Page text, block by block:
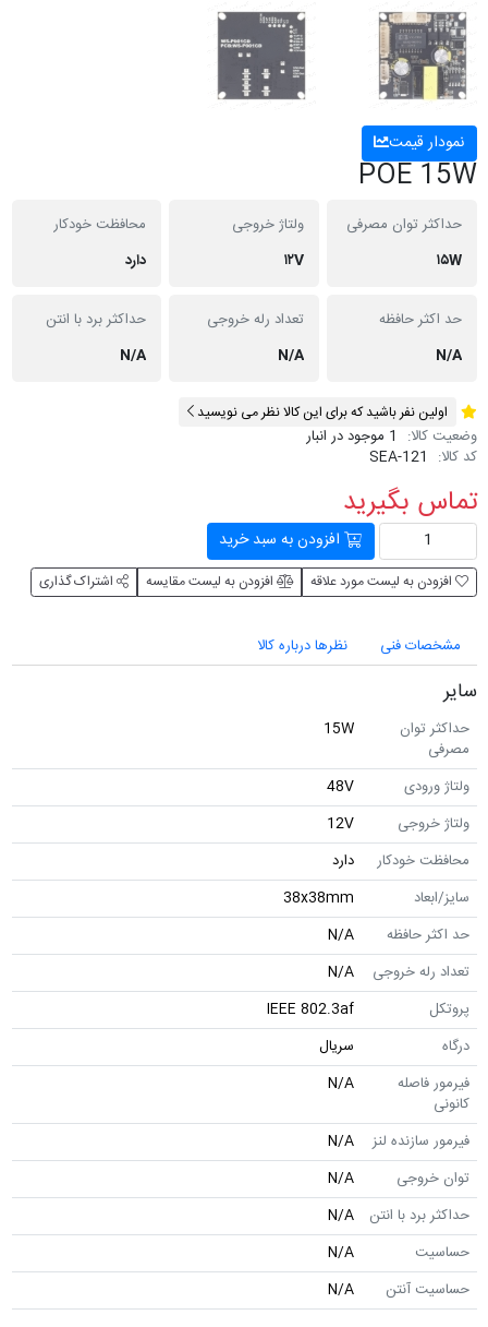
نمودار قیمت
POE 15W
حداکثر توان مصرفی
۱۵W
ولتاژ خروجی
۱۲V
محافظت خودکار
دارد
حد اکثر حافظه
N/A
تعداد رله خروجی
N/A
حداکثر برد با انتن
N/A
اولین نفر باشید که برای این کالا نظر می نویسید
وضعیت کالا: 1 موجود در انبار
کد کالا: SEA-121
تماس بگیرید
افزودن به سبد خرید
افزودن به لیست مورد علاقه افزودن به لیست مقایسه اشتراک گذاری
مشخصات فنی نظرها درباره کالا
سایر
حداکثر توان
مصرفی
15W
ولتاژ ورودی
48V
ولتاژ خروجی
12V
محافظت خودکار
دارد
سایز/ابعاد
38x38mm
حد اکثر حافظه
N/A
تعداد رله خروجی
N/A
پروتکل
IEEE 802.3af
درگاه
سریال
فیرمور فاصله
کانونی
N/A
فیرمور سازنده لنز
N/A
توان خروجی
N/A
حداکثر برد با انتن
N/A
حساسیت
N/A
حساسیت آنتن
N/A